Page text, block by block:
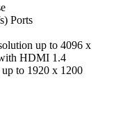
Ports
up to 4096 x
HDMI 1.4
to 1920 x 1200